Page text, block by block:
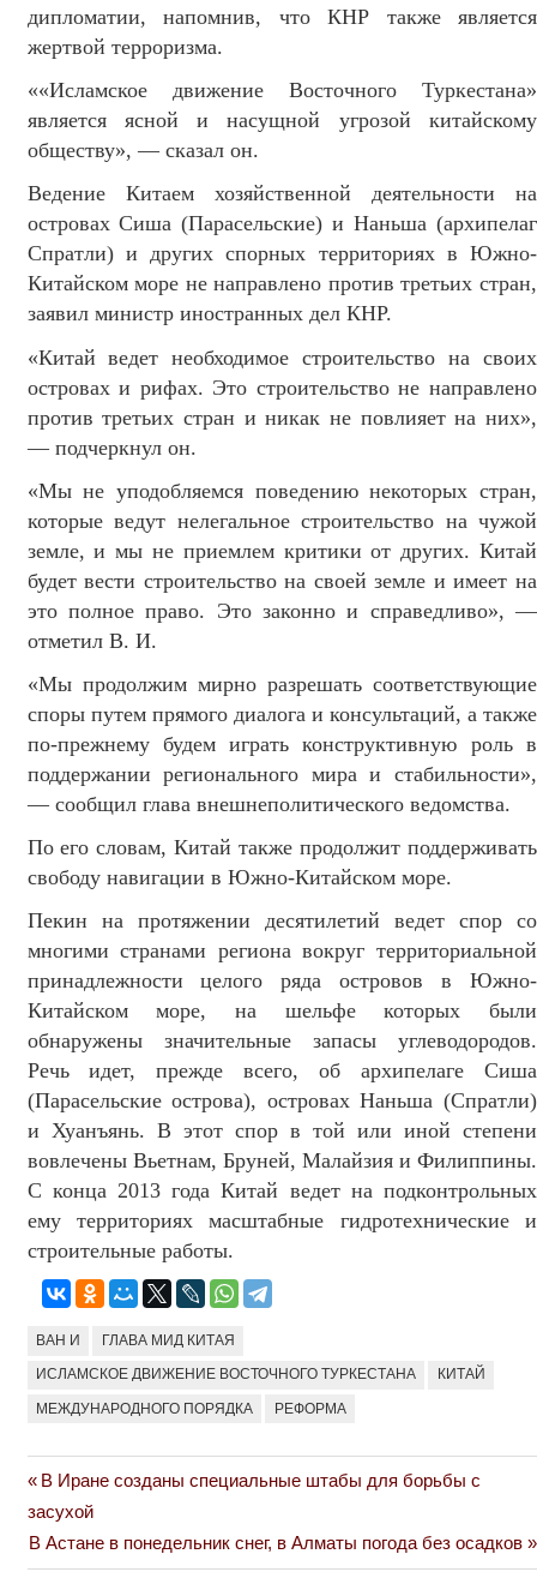
дипломатии, напомнив, что КНР также является
жертвой терроризма.
««Исламское движение Восточного Туркестана»
является ясной и насущной угрозой китайскому
обществу», — сказал он.
Ведение Китаем хозяйственной деятельности на
островах Сиша (Парасельские) и Наньша (архипелаг
Спратли) и других спорных территориях в Южно-
Китайском море не направлено против третьих стран,
заявил министр иностранных дел КНР.
«Китай ведет необходимое строительство на своих
островах и рифах. Это строительство не направлено
против третьих стран и никак не повлияет на них»,
— подчеркнул он.
«Мы не уподобляемся поведению некоторых стран,
которые ведут нелегальное строительство на чужой
земле, и мы не приемлем критики от других. Китай
будет вести строительство на своей земле и имеет на
это полное право. Это законно и справедливо», —
отметил В. И.
«Мы продолжим мирно разрешать соответствующие
споры путем прямого диалога и консультаций, а также
по-прежнему будем играть конструктивную роль в
поддержании регионального мира и стабильности»,
— сообщил глава внешнеполитического ведомства.
По его словам, Китай также продолжит поддерживать
свободу навигации в Южно-Китайском море.
Пекин на протяжении десятилетий ведет спор со
многими странами региона вокруг территориальной
принадлежности целого ряда островов в Южно-
Китайском море, на шельфе которых были
обнаружены значительные запасы углеводородов.
Речь идет, прежде всего, об архипелаге Сиша
(Парасельские острова), островах Наньша (Спратли)
и Хуанъянь. В этот спор в той или иной степени
вовлечены Вьетнам, Бруней, Малайзия и Филиппины.
С конца 2013 года Китай ведет на подконтрольных
ему территориях масштабные гидротехнические и
строительные работы.
ВАН И ГЛАВА МИД КИТАЯ
ИСЛАМСКОЕ ДВИЖЕНИЕ ВОСТОЧНОГО ТУРКЕСТАНА КИТАЙ
МЕЖДУНАРОДНОГО ПОРЯДКА РЕФОРМА
Навигация
по
Previous
Post:
В Иране созданы специальные штабы для борьбы с
засухой
Next
Post:
В Астане в понедельник снег, в Алматы погода без осадков